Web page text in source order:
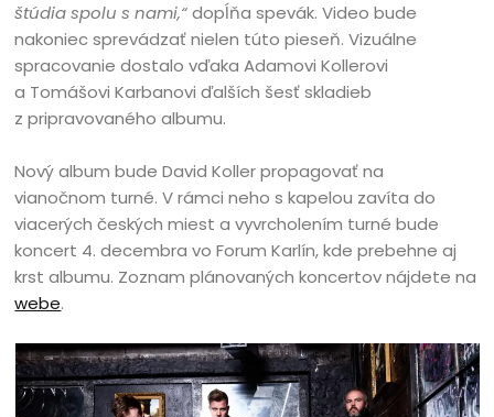
štúdia spolu s nami,“dopĺňa spevák. Video bude
nakoniec sprevádzať nielen túto pieseň. Vizuálne
spracovanie dostalo vďaka Adamovi Kollerovi
a Tomášovi Karbanovi ďalších šesť skladieb
z pripravovaného albumu.
Nový album bude David Koller propagovať na
vianočnom turné. V rámci neho s kapelou zavíta do
viacerých českých miest a vyvrcholením turné bude
koncert 4. decembra vo Forum Karlín, kde prebehne aj
krst albumu. Zoznam plánovaných koncertov nájdete na
webe.